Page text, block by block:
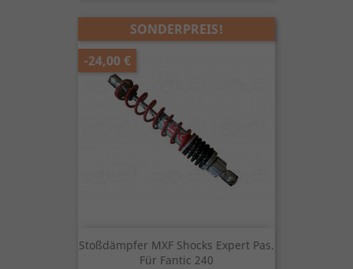
Stoßdämpfer MXF Shocks Expert Pas.
Für Fantic 240
SONDERPREIS!
-24,00 €